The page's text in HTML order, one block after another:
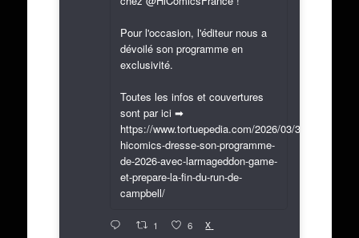
Pour l'occasion, l'éditeur nous a
dévoilé son programme en
exclusivité.
Toutes les infos et couvertures
sont par ici ➡
https://www.tortuepedia.com/2026/03/31/exclusif-
hicomics-dresse-son-programme-
de-2026-avec-larmageddon-game-
et-prepare-la-fin-du-run-de-
campbell/
1 6 X